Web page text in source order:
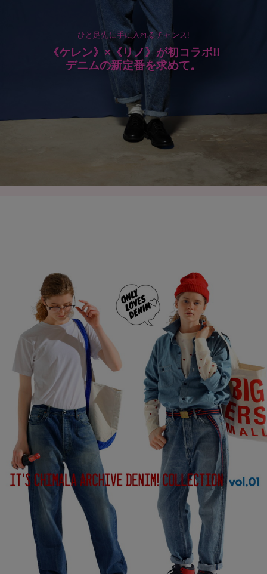
ひと足先に手に入れるチャンス!
《ケレン》×《リノ》が初コラボ!!
デニムの新定番を求めて。